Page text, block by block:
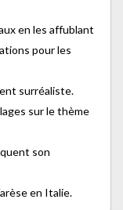
en les affublant
pour les
surréaliste.
sur le thème
son
en Italie.